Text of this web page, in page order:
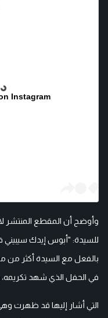
Instagram
وأوضح أن المقطع المنتشر
للسيدة: "أبوس إيدك سيبيني
بالفعل مع السيدة أكثر من
في الحفل الذي شهد
التي أشار إليها قد ظهرت